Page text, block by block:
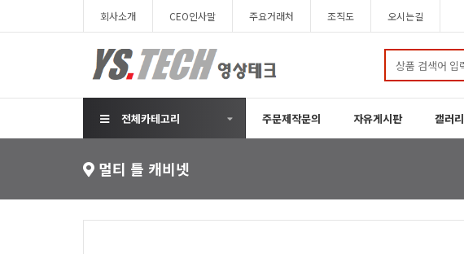
회사소개 CEO인사말 주요거래처 조직도 오시는길
전체카테고리 주문제작문의 자유게시판 갤러리
멀티 틀 캐비넷